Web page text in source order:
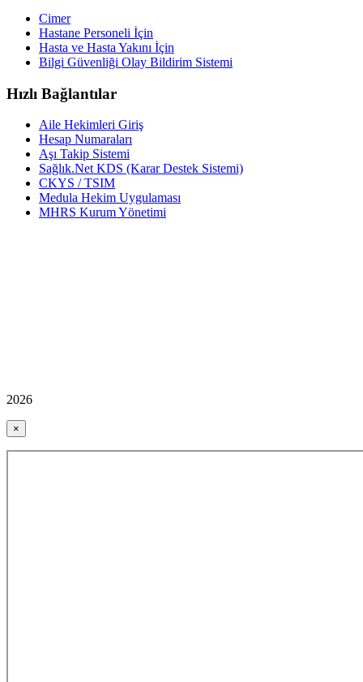
Cimer
Hastane Personeli İçin
Hasta ve Hasta Yakını İçin
Bilgi Güvenliği Olay Bildirim Sistemi
Hızlı Bağlantılar
Aile Hekimleri Giriş
Hesap Numaraları
Aşı Takip Sistemi
Sağlık.Net KDS (Karar Destek Sistemi)
CKYS / TSIM
Medula Hekim Uygulaması
MHRS Kurum Yönetimi
2026
×